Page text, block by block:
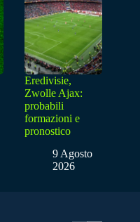
Eredivisie,
Zwolle Ajax:
probabili
formazioni e
pronostico
9 Agosto
2026